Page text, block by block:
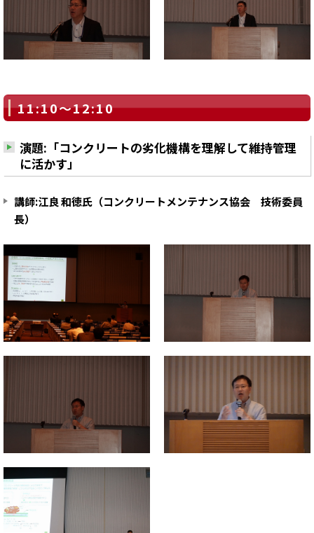
11:10～12:10
演題:「コンクリートの劣化機構を理解して維持管理
に活かす」
講師:江良 和徳氏（コンクリートメンテナンス協会 技術委員
長）